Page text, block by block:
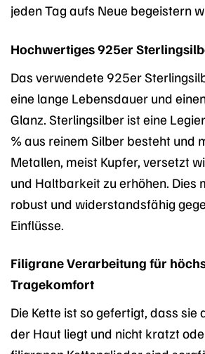
jeden Tag aufs Neue begeistern
Hochwertiges 925er
Das verwendete 925er
eine lange Lebensdauer und
Glanz. Sterlingsilber ist eine
% aus reinem Silber besteht und
Metallen, meist Kupfer, versetzt
und Haltbarkeit zu erhöhen. Dies
robust und widerstandsfähig
Einflüsse.
Filigrane Verarbeitung für
Tragekomfort
Die Kette ist so gefertigt, dass sie
der Haut liegt und nicht kratzt